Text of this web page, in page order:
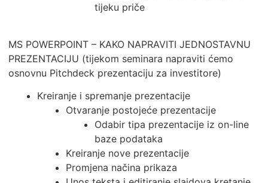
tijeku priče
MS POWERPOINT – KAKO NAPRAVITI JEDNOSTAVNU
PREZENTACIJU (tijekom seminara napraviti ćemo
osnovnu Pitchdeck prezentaciju za investitore)
Kreiranje i spremanje prezentacije
Otvaranje postojeće prezentacije
Odabir tipa prezentacije iz on-line
baze podataka
Kreiranje nove prezentacije
Promjena načina prikaza